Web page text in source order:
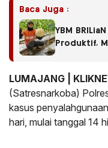
Baca Juga :
YBM
Produktif,
LUMAJANG |
(Satresnarkoba)
kasus
hari, mulai tanggal 14